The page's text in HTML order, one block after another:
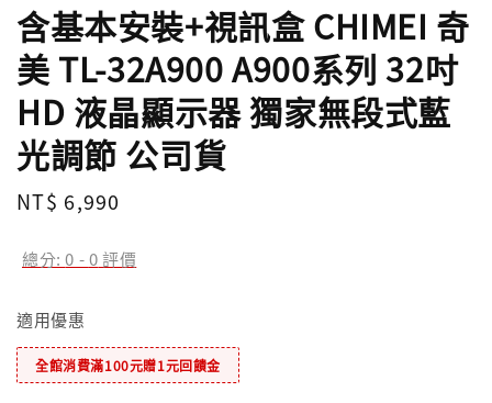
含基本安裝+視訊盒 CHIMEI 奇
美 TL-32A900 A900系列 32吋
HD 液晶顯示器 獨家無段式藍
光調節 公司貨
Regular
NT$ 6,990
總分:0 -0評價
適用優惠
全館消費滿100元贈1元回饋金